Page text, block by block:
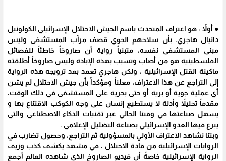
● أولاً : هو اعتراف المتحدث باسم الجيش الاحتلال الإسرائيلي الكولونيل
دانيال هاجري، بأن سلاحهم الجوي قصف مرآب المستشفى وليس
مبنى المستشفى نفسه، متبنياً رواية أن صاروخاً خاطئاً للفصائل
الفلسطينية هو من أصاب وتسبب بهذه الإبادة وليس صاروخاً أطلقته
ماكينة القتل الإسرائيلية ، ولكن هاجري تعمد بعد ترويجه هذه الرواية
إلى التراجع عن هذا الاعتراف، معلناً ومؤكداً بأن جيش الاحتلال لم يشن
أي عملية جوية أو برية أو حتى بحرية على المستشفى في ذلك الوقت،
مقدماً تحليلاً وأدلة لا يستطيع إنسان على وجه الكوكب الاقتناع بها و
يسهل صناعتها في وقتنا الحالي عبر تقنيات الذكاء الاصطناعي والتي
يبرع فيها العدو الإسرائيلي بصناعة التضليل الإعلامي .
وبتنا نشاهد الاعتراف الأولي بالمسؤولية ثم التراجع، وحصول تضارب في
الروايات الإسرائيلية من قادة الاحتلال ، في مشهد يكشف كذب وزيف
الرواية الإسرائيلية خاصةً أن فيديو الصاروخ الذي شاهده العالم أجمع